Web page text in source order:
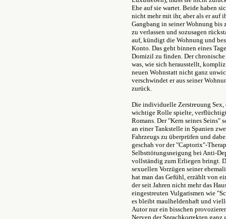
Ehe auf sie wartet. Beide haben
nicht mehr mit ihr, aber als er auf
Gangbang in seiner Wohnung bis
zu verlassen und sozusagen
auf, kündigt die Wohnung und
Konto. Das geht binnen eines
Domizil zu finden. Der
was, wie sich herausstellt,
neuen Wohnstatt nicht ganz
verschwindet er aus seiner
zurück.
Die individuelle Zerstreuung Sex,
wichtige Rolle spielte,
Romans. Der "Kern seines Seins"
an einer Tankstelle in Spanien
Fahrzeugs zu überprüfen und
geschah vor der "Captorix"-
Selbsttötungsneigung bei Anti-
vollständig zum Erliegen bringt.
sexuellen Vorzügen seiner
hat man das Gefühl, erzählt von
der seit Jahren nicht mehr das
eingestreuten Vulgarismen wie
es bleibt maulheldenhaft und
Autor nur ein bisschen
Nerven der Sprachkorrekten